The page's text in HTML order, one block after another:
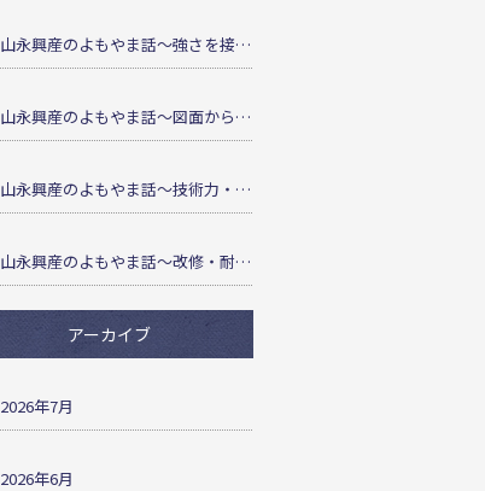
山永興産のよもやま話～強さを接合部で～
山永興産のよもやま話～図面から強い骨組みを～
山永興産のよもやま話～技術力・安全管理・提案力～
山永興産のよもやま話～改修・耐震・メンテナンス～
アーカイブ
2026年7月
2026年6月